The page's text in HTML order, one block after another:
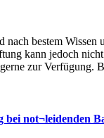
bestem Wissen
kann jedoch
zur
bei not¬leidenden